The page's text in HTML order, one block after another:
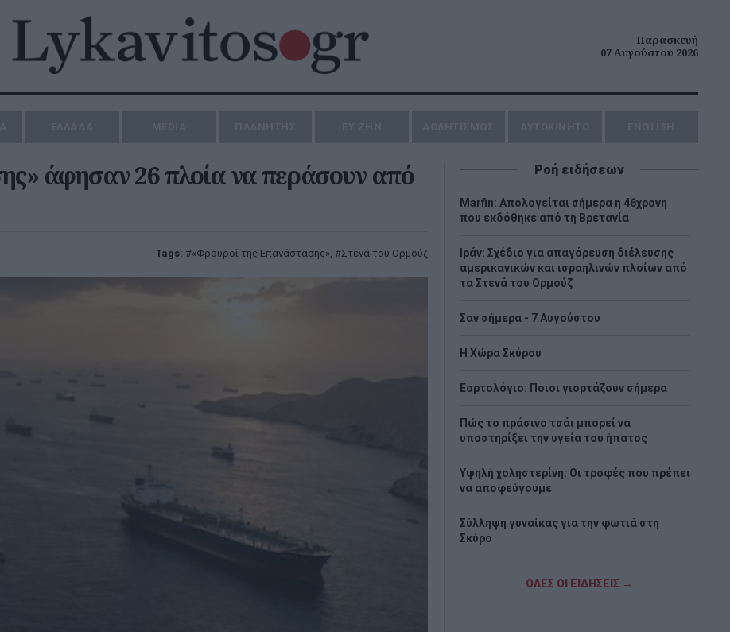
Παρασκευή
07 Αυγούστου 2026
άφησαν 26 πλοία να περάσουν από
Tags: «Φρουροί της Επανάστασης», Στενά του Ορμούζ
Ροή ειδήσεων
Marfin: Απολογείται σήμερα η 46χρονη
που εκδόθηκε από τη Βρετανία
Ιράν: Σχέδιο για απαγόρευση διέλευσης
αμερικανικών και ισραηλινών πλοίων από
τα Στενά του Ορμούζ
Σαν σήμερα - 7 Αυγούστου
Η Χώρα Σκύρου
Εορτολόγιο: Ποιοι γιορτάζουν σήμερα
Πώς το πράσινο τσάι μπορεί να
υποστηρίξει την υγεία του ήπατος
Υψηλή χοληστερίνη: Οι τροφές που πρέπει
να αποφεύγουμε
Σύλληψη γυναίκας για την φωτιά στη
Σκύρο
ναυτικός που τραυματίστηκε κατά τη
ΟΛΕΣ ΟΙ ΕΙΔΗΣΕΙΣ →